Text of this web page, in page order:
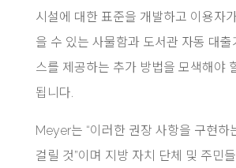
시설에 대한 표준을 개발하고 이용자
을 수 있는 사물함과 도서관 자동 대출
스를 제공하는 추가 방법을 모색해야
됩니다.
Meyer는 “이러한 권장 사항을 구현하
걸릴 것”이며 지방 자치 단체 및 주민